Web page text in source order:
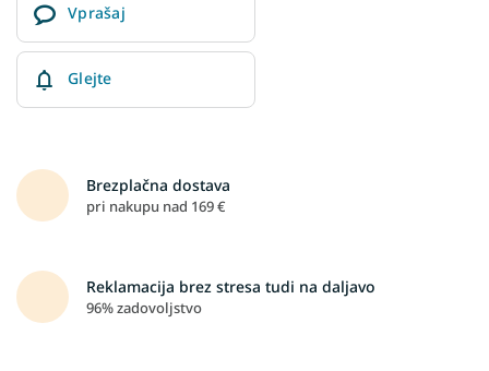
Vprašaj
Glejte
Brezplačna dostava
pri nakupu nad 169 €
Reklamacija brez stresa tudi na daljavo
96% zadovoljstvo